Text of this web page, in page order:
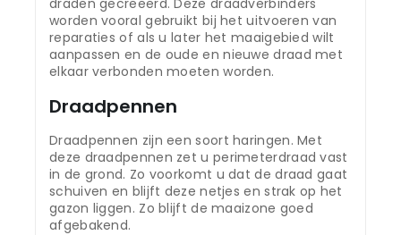
worden vooral gebruikt bij het uitvoeren van
reparaties of als u later het maaigebied wilt
aanpassen en de oude en nieuwe draad met
elkaar verbonden moeten worden.
Draadpennen
Draadpennen zijn een soort haringen. Met
deze draadpennen zet u perimeterdraad vast
in de grond. Zo voorkomt u dat de draad gaat
schuiven en blijft deze netjes en strak op het
gazon liggen. Zo blijft de maaizone goed
afgebakend.